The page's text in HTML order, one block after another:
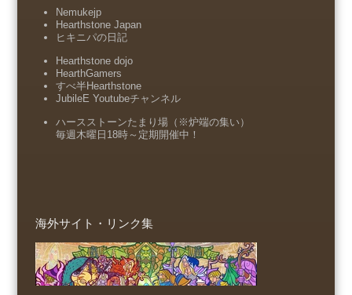
Nemukejp
Hearthstone Japan
ヒキニパの日記
Hearthstone dojo
HearthGamers
すべ半Hearthstone
JubileE Youtubeチャンネル
ハースストーンたまり場（※炉端の集い）
毎週木曜日18時～定期開催中！
海外サイト・リンク集